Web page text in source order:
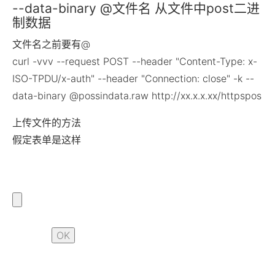
--data-binary @文件名 从文件中post二进
制数据
文件名之前要有@
curl -vvv --request POST --header "Content-Type: x-
ISO-TPDU/x-auth" --header "Connection: close" -k --
data-binary @possindata.raw http://xx.x.x.xx/httpspos
上传文件的方法
假定表单是这样